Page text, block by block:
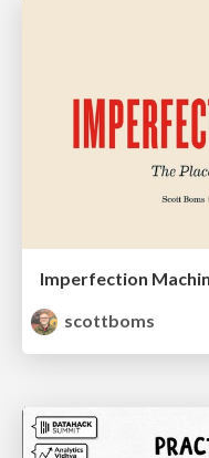
scottboms